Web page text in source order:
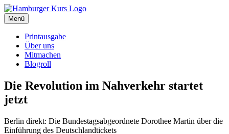
Zum
Inhalt
springen
Hamburger Kurs
SPD Hamburg Blog
Menü
Printausgabe
Über uns
Mitmachen
Blogroll
Die Revolution im Nahverkehr startet
jetzt
Berlin direkt: Die Bundestagsabgeordnete Dorothee Martin über die
Einführung des Deutschlandtickets